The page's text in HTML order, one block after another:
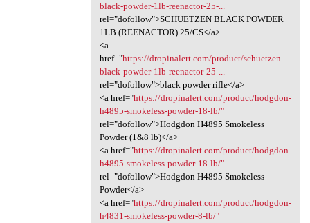
black-powder-1lb-reenactor-25-...
rel="dofollow">SCHUETZEN BLACK POWDER
1LB (REENACTOR) 25/CS</a>
<a
href="https://dropinalert.com/product/schuetzen-
black-powder-1lb-reenactor-25-...
rel="dofollow">black powder rifle</a>
<a href="https://dropinalert.com/product/hodgdon-
h4895-smokeless-powder-18-lb/"
rel="dofollow">Hodgdon H4895 Smokeless
Powder (1&8 lb)</a>
<a href="https://dropinalert.com/product/hodgdon-
h4895-smokeless-powder-18-lb/"
rel="dofollow">Hodgdon H4895 Smokeless
Powder</a>
<a href="https://dropinalert.com/product/hodgdon-
h4831-smokeless-powder-8-lb/"